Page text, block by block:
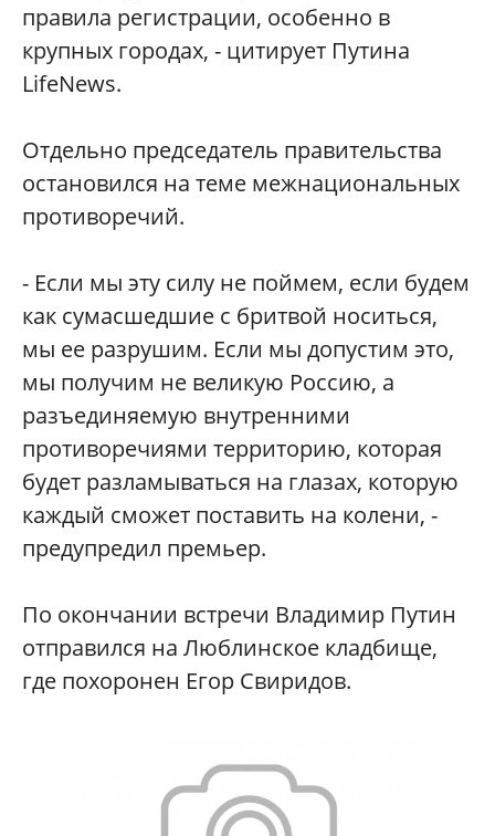
правила регистрации, особенно в
крупных городах, - цитирует Путина
LifeNews.
Отдельно председатель правительства
остановился на теме межнациональных
противоречий.
- Если мы эту силу не поймем, если будем
как сумасшедшие с бритвой носиться,
мы ее разрушим. Если мы допустим это,
мы получим не великую Россию, а
разъединяемую внутренними
противоречиями территорию, которая
будет разламываться на глазах, которую
каждый сможет поставить на колени, -
предупредил премьер.
По окончании встречи Владимир Путин
отправился на Люблинское кладбище,
где похоронен Егор Свиридов.